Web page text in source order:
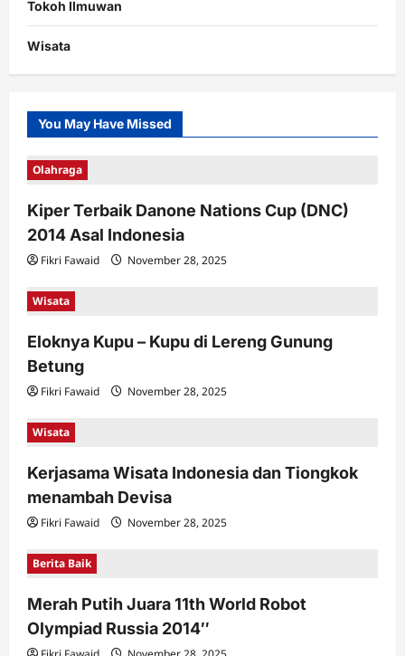
Tokoh Ilmuwan
Wisata
You May Have Missed
Olahraga
Kiper Terbaik Danone Nations Cup (DNC)
2014 Asal Indonesia
Fikri Fawaid November 28, 2025
Wisata
Eloknya Kupu – Kupu di Lereng Gunung
Betung
Fikri Fawaid November 28, 2025
Wisata
Kerjasama Wisata Indonesia dan Tiongkok
menambah Devisa
Fikri Fawaid November 28, 2025
Berita Baik
Merah Putih Juara 11th World Robot
Olympiad Russia 2014″